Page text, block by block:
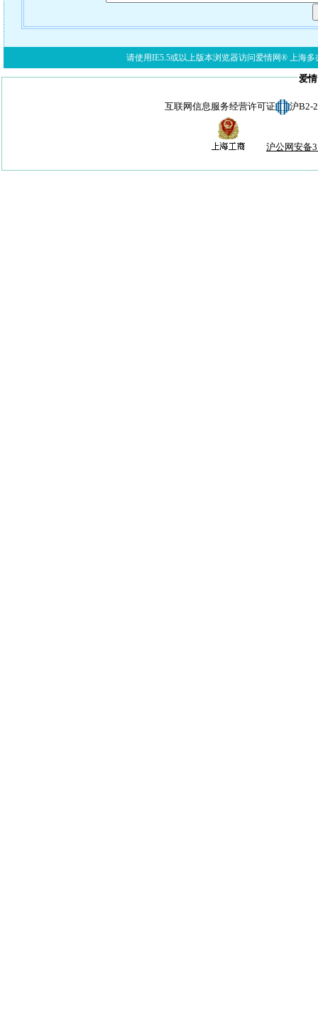
请使用IE5.5或以上版本浏览器访问爱情网® 上海多
爱
互联网信息服务经营许可证 沪B2-
沪公网安备